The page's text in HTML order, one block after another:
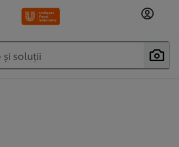
și soluții